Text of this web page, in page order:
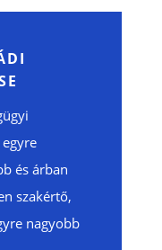
és árban
szakértő,
nagyobb